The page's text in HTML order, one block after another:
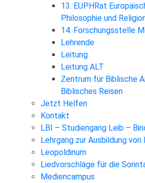
13. EUPHRat
Philosophie und
14. Forschungsstelle
Lehrende
Leitung
Leitung ALT
Zentrum für Biblische
Biblisches Reisen
Jetzt Helfen
Kontakt
LBI – Studiengang Leib –
Lehrgang zur Ausbildung
Leopoldinum
Liedvorschläge für die
Mediencampus